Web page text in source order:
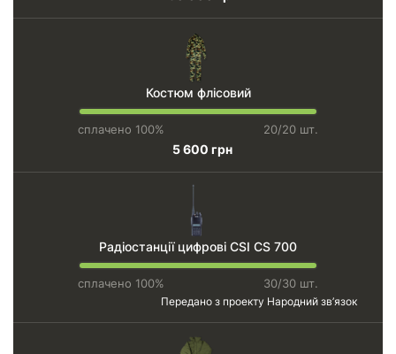
Костюм флісовий
сплачено 100% 20/20 шт.
5 600 грн
Радіостанції цифрові CSI CS 700
сплачено 100%
30/30 шт.
Передано з проекту Народний зв’язок